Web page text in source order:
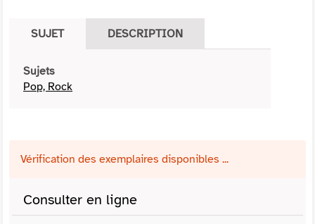
SUJET DESCRIPTION
Sujets
Pop, Rock
Vérification des exemplaires disponibles ...
Consulter en ligne